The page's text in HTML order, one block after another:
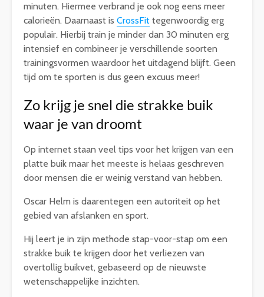
minuten. Hiermee verbrand je ook nog eens meer
calorieën. Daarnaast is CrossFit tegenwoordig erg
populair. Hierbij train je minder dan 30 minuten erg
intensief en combineer je verschillende soorten
trainingsvormen waardoor het uitdagend blijft. Geen
tijd om te sporten is dus geen excuus meer!
Zo krijg je snel die strakke buik
waar je van droomt
Op internet staan veel tips voor het krijgen van een
platte buik maar het meeste is helaas geschreven
door mensen die er weinig verstand van hebben.
Oscar Helm is daarentegen een autoriteit op het
gebied van afslanken en sport.
Hij leert je in zijn methode stap-voor-stap om een
strakke buik te krijgen door het verliezen van
overtollig buikvet, gebaseerd op de nieuwste
wetenschappelijke inzichten.